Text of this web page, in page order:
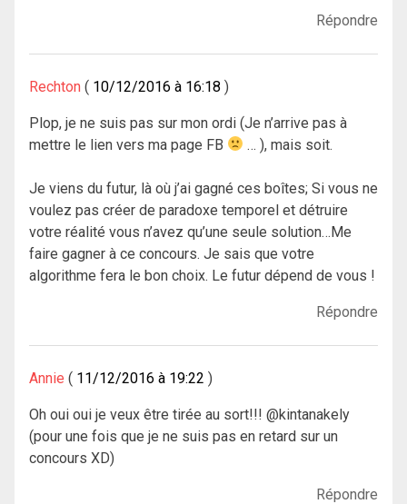
Répondre
Rechton 10/12/2016 à 16:18
Plop, je ne suis pas sur mon ordi (Je n’arrive pas à
mettre le lien vers ma page FB
… ), mais soit.
Je viens du futur, là où j’ai gagné ces boîtes; Si vous ne
voulez pas créer de paradoxe temporel et détruire
votre réalité vous n’avez qu’une seule solution…Me
faire gagner à ce concours. Je sais que votre
algorithme fera le bon choix. Le futur dépend de vous !
Répondre
Annie 11/12/2016 à 19:22
Oh oui oui je veux être tirée au sort!!! @kintanakely
(pour une fois que je ne suis pas en retard sur un
concours XD)
Répondre